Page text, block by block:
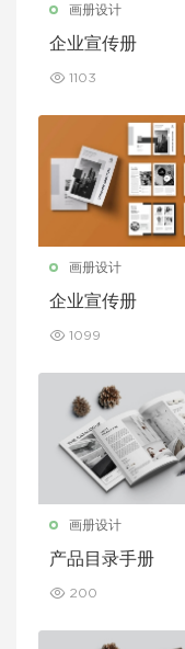
画册设计
企业宣传册
1103
画册设计
企业宣传册
1099
画册设计
产品目录手册
200